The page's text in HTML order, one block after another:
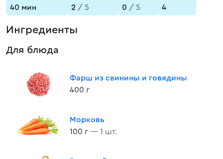
40 мин
2 / 5
0 / 5
4
Ингредиенты
Для блюда
Фарш из свинины и говядины
400 г
Морковь
100 г — 1 шт.